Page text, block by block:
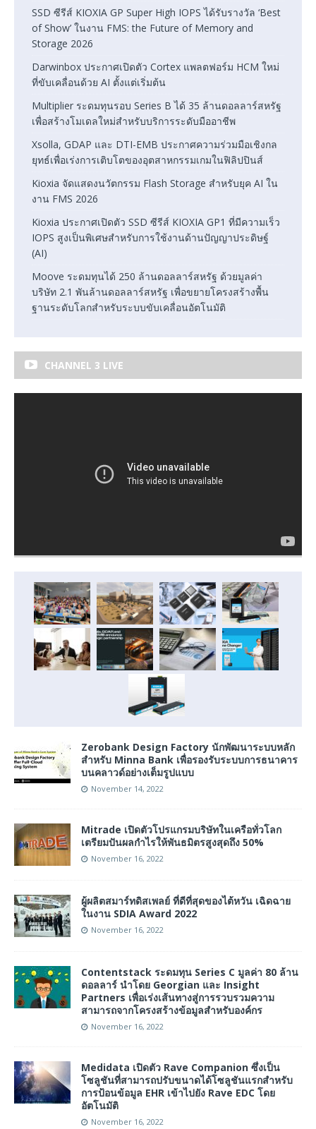
SSD ซีรีส์ KIOXIA GP Super High IOPS ได้รับรางวัล ‘Best
of Show’ ในงาน FMS: the Future of Memory and
Storage 2026
Darwinbox ประกาศเปิดตัว Cortex แพลตฟอร์ม HCM ใหม่
ที่ขับเคลื่อนด้วย AI ตั้งแต่เริ่มต้น
Multiplier ระดมทุนรอบ Series B ได้ 35 ล้านดอลลาร์สหรัฐ
เพื่อสร้างโมเดลใหม่สำหรับบริการระดับมืออาชีพ
Xsolla, GDAP และ DTI-EMB ประกาศความร่วมมือเชิงกล
ยุทธ์เพื่อเร่งการเติบโตของอุตสาหกรรมเกมในฟิลิปปินส์
Kioxia จัดแสดงนวัตกรรม Flash Storage สำหรับยุค AI ใน
งาน FMS 2026
Kioxia ประกาศเปิดตัว SSD ซีรีส์ KIOXIA GP1 ที่มีความเร็ว
IOPS สูงเป็นพิเศษสำหรับการใช้งานด้านปัญญาประดิษฐ์
(AI)
Moove ระดมทุนได้ 250 ล้านดอลลาร์สหรัฐ ด้วยมูลค่า
บริษัท 2.1 พันล้านดอลลาร์สหรัฐ เพื่อขยายโครงสร้างพื้น
ฐานระดับโลกสำหรับระบบขับเคลื่อนอัตโนมัติ
CHANNEL 3 LIVE
Zerobank Design Factory นักพัฒนาระบบหลัก
สำหรับ Minna Bank เพื่อรองรับระบบการธนาคาร
บนคลาวด์อย่างเต็มรูปแบบ
November 14, 2022
Mitrade เปิดตัวโปรแกรมบริษัทในเครือทั่วโลก
เตรียมปันผลกำไรให้พันธมิตรสูงสุดถึง 50%
November 16, 2022
ผู้ผลิตสมาร์ทดิสเพลย์ ที่ดีที่สุดของไต้หวัน เฉิดฉาย
ในงาน SDIA Award 2022
November 16, 2022
Contentstack ระดมทุน Series C มูลค่า 80 ล้าน
ดอลลาร์ นำโดย Georgian และ Insight
Partners เพื่อเร่งเส้นทางสู่การรวบรวมความ
สามารถจากโครงสร้างข้อมูลสำหรับองค์กร
November 16, 2022
Medidata เปิดตัว Rave Companion ซึ่งเป็น
โซลูชันที่สามารถปรับขนาดได้โซลูชันแรกสำหรับ
การป้อนข้อมูล EHR เข้าไปยัง Rave EDC โดย
อัตโนมัติ
November 16, 2022